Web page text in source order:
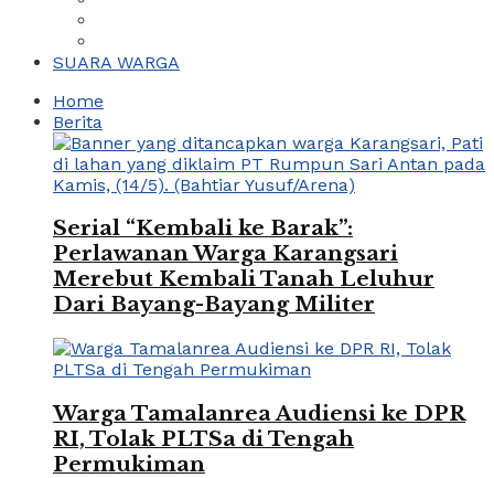
SUARA WARGA
Home
Berita
Serial “Kembali ke Barak”:
Perlawanan Warga Karangsari
Merebut Kembali Tanah Leluhur
Dari Bayang-Bayang Militer
Warga Tamalanrea Audiensi ke DPR
RI, Tolak PLTSa di Tengah
Permukiman